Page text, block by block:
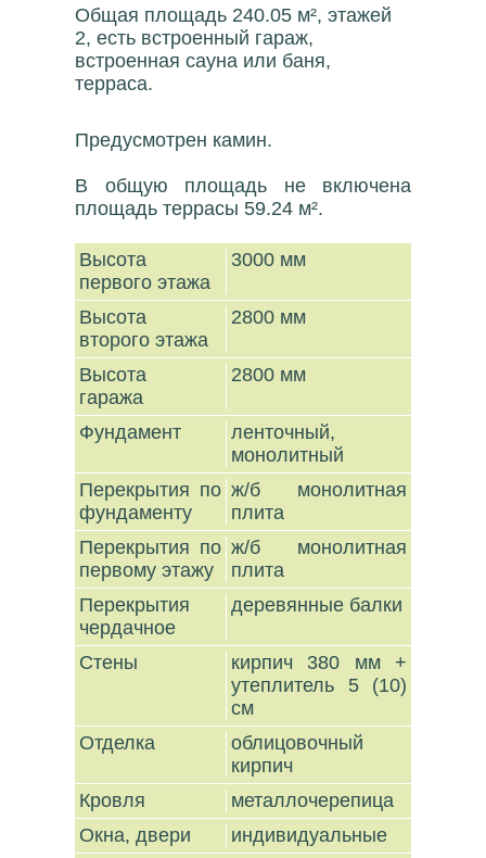
Общая площадь 240.05 м², этажей
2, есть встроенный гараж,
встроенная сауна или баня,
терраса.
Предусмотрен камин.
В общую площадь не включена
площадь террасы 59.24 м².
Высота
первого этажа
3000 мм
Высота
второго этажа
2800 мм
Высота
гаража
2800 мм
Фундамент
ленточный,
монолитный
Перекрытия по
фундаменту
ж/б монолитная
плита
Перекрытия по
первому этажу
ж/б монолитная
плита
Перекрытия
чердачное
деревянные балки
Стены
кирпич 380 мм +
утеплитель 5 (10)
см
Отделка
облицовочный
кирпич
Кровля
металлочерепица
Окна, двери
индивидуальные